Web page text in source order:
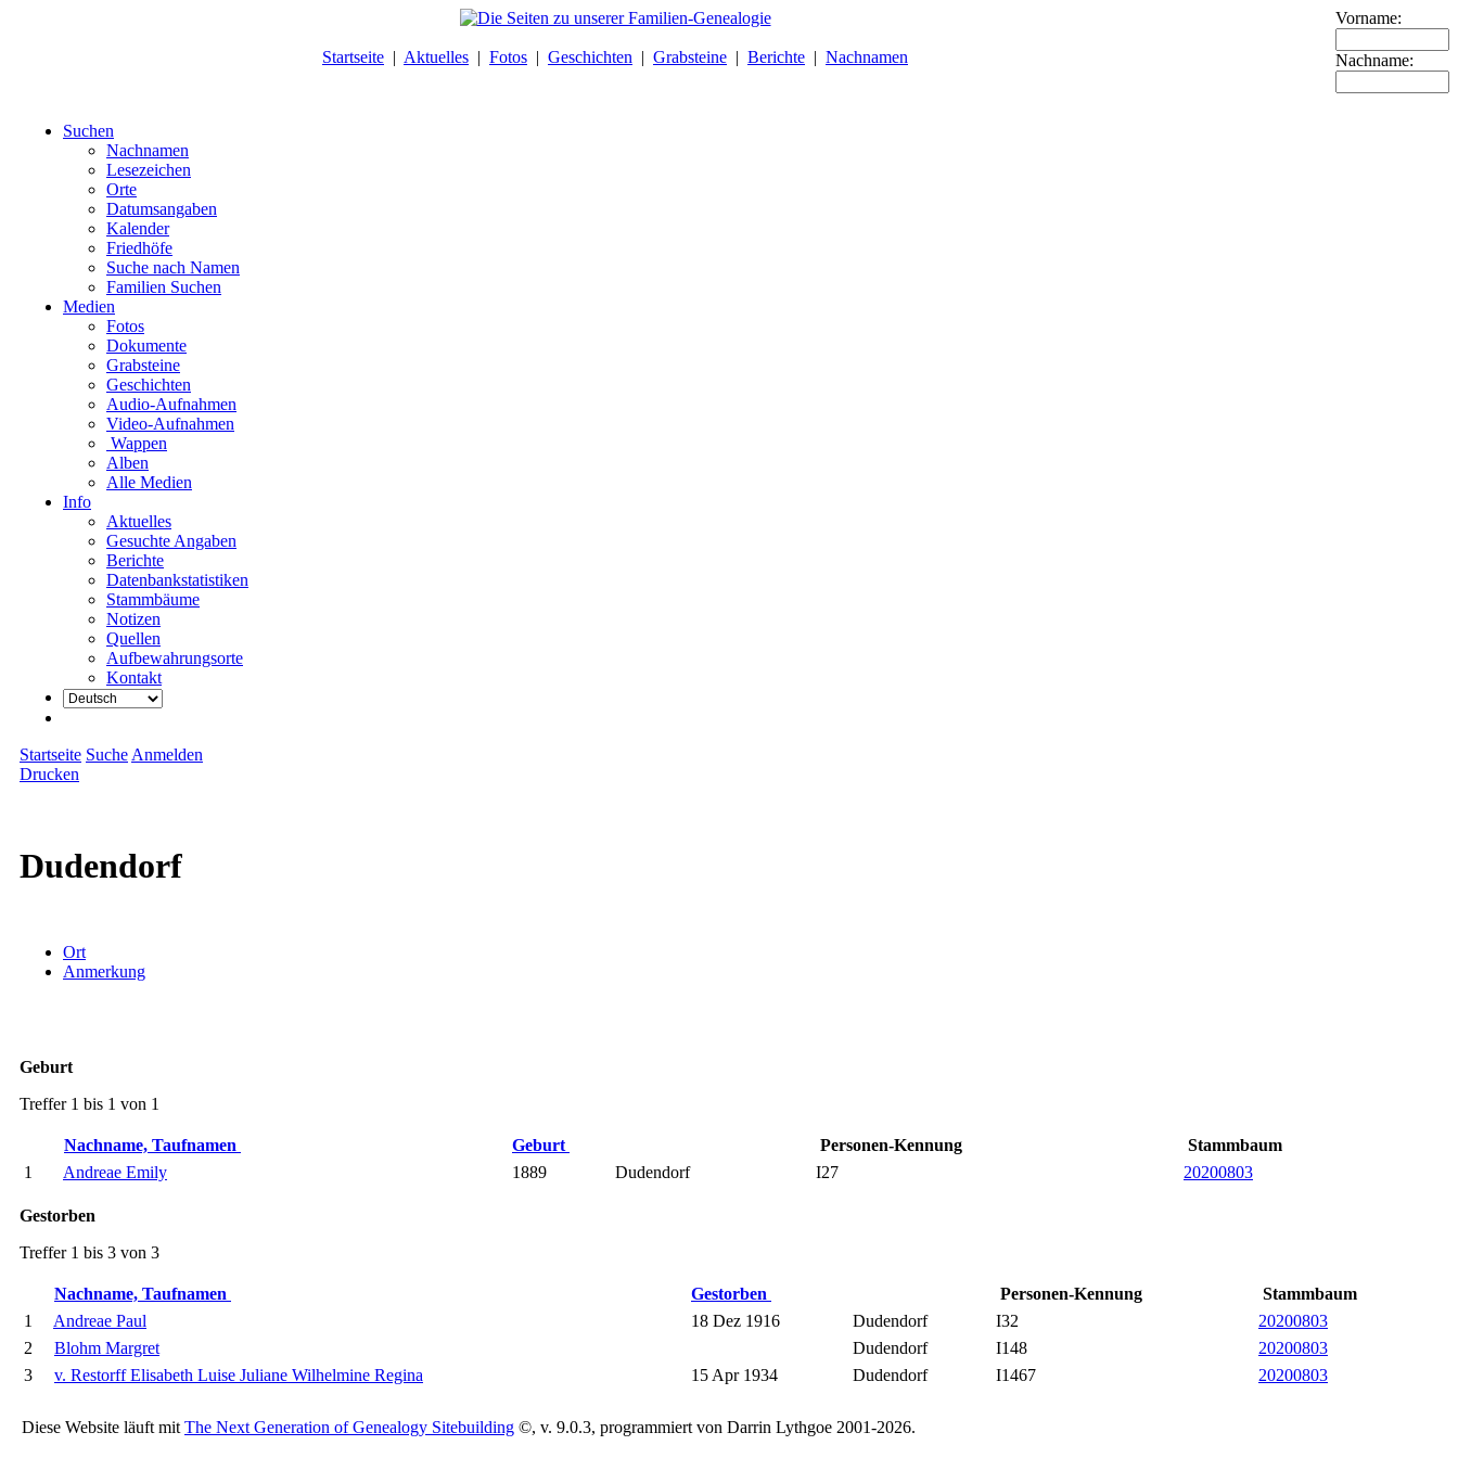
Startseite | Aktuelles | Fotos | Geschichten | Grabsteine | Berichte | Nachnamen
Vorname:
Nachname:
Suchen
Nachnamen
Lesezeichen
Orte
Datumsangaben
Kalender
Friedhöfe
Suche nach Namen
Familien Suchen
Medien
Fotos
Dokumente
Grabsteine
Geschichten
Audio-Aufnahmen
Video-Aufnahmen
Wappen
Alben
Alle Medien
Info
Aktuelles
Gesuchte Angaben
Berichte
Datenbankstatistiken
Stammbäume
Notizen
Quellen
Aufbewahrungsorte
Kontakt
Startseite Suche Anmelden
Drucken
Dudendorf
Ort
Anmerkung
Geburt
Treffer 1 bis 1 von 1
Nachname, Taufnamen Geburt Personen-Kennung
Stammbaum
1
Andreae Emily 1889 Dudendorf I27 20200803
Gestorben
Treffer 1 bis 3 von 3
Nachname, Taufnamen Gestorben Personen-Kennung
Stammbaum
1
Andreae Paul 18 Dez 1916 Dudendorf I32
20200803
2
Blohm Margret Dudendorf I148
20200803
3
v. Restorff Elisabeth Luise Juliane Wilhelmine Regina 15 Apr 1934 Dudendorf I1467 20200803
Diese Website läuft mit The Next Generation of Genealogy Sitebuilding ©, v. 9.0.3, programmiert von Darrin Lythgoe 2001-2026.